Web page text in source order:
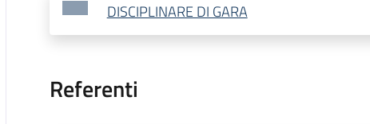
DISCIPLINARE DI GARA
Referenti